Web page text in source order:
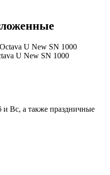
U New SN 1000
и Вс, а также праздничные